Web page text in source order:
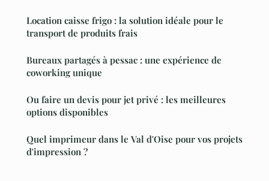
Location caisse frigo : la solution idéale pour le
transport de produits frais
Bureaux partagés à pessac : une expérience de
coworking unique
Ou faire un devis pour jet privé : les meilleures
options disponibles
Quel imprimeur dans le Val d'Oise pour vos projets
d'impression ?